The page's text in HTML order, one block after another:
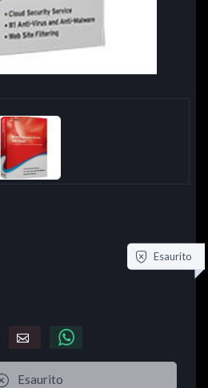
Esaurito
Esaurito